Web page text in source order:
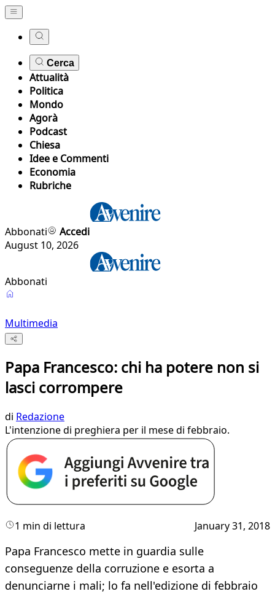
Cerca
Attualità
Politica
Mondo
Agorà
Podcast
Chiesa
Idee e Commenti
Economia
Rubriche
Abbonati
Accedi
August 10, 2026
Abbonati
Multimedia
Papa Francesco: chi ha potere non si
lasci corrompere
di Redazione
L'intenzione di preghiera per il mese di febbraio.
1 min di lettura January 31, 2018
Papa Francesco mette in guardia sulle
conseguenze della corruzione e esorta a
denunciarne i mali; lo fa nell'edizione di febbraio